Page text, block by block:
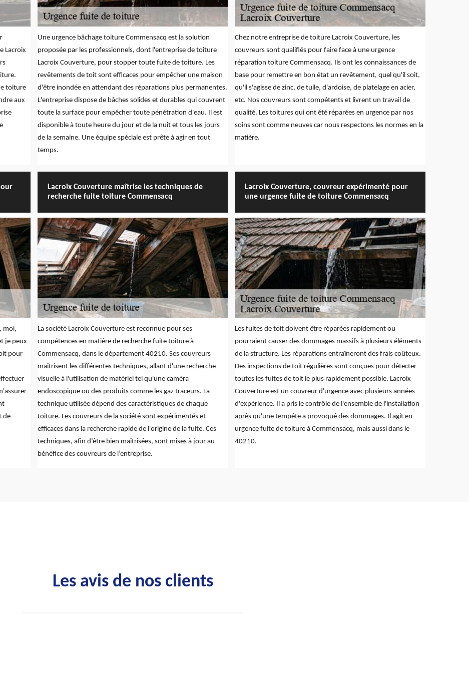
Lacroix
toiture
aux
Une urgence bâchage toiture Commensacq est la solution
proposée par les professionnels, dont l'entreprise de toiture
Lacroix Couverture, pour stopper toute fuite de toiture. Les
revêtements de toit sont efficaces pour empêcher une maison
d'être inondée en attendant des réparations plus permanentes.
L'entreprise dispose de bâches solides et durables qui couvrent
toute la surface pour empêcher toute pénétration d'eau. Il est
disponible à toute heure du jour et de la nuit et tous les jours
de la semaine. Une équipe spéciale est prête à agir en tout
temps.
Chez notre entreprise de toiture Lacroix Couverture, les
couvreurs sont qualifiés pour faire face à une urgence
réparation toiture Commensacq. Ils ont les connaissances de
base pour remettre en bon état un revêtement, quel qu'il soit,
qu'il s'agisse de zinc, de tuile, d'ardoise, de platelage en acier,
etc. Nos couvreurs sont compétents et livrent un travail de
qualité. Les toitures qui ont été réparées en urgence par nos
soins sont comme neuves car nous respectons les normes en la
matière.
moi,
je peux
pour
de
Lacroix Couverture maîtrise les techniques de
recherche fuite toiture Commensacq
La société Lacroix Couverture est reconnue pour ses
compétences en matière de recherche fuite toiture à
Commensacq, dans le département 40210. Ses couvreurs
maîtrisent les différentes techniques, allant d'une recherche
visuelle à l'utilisation de matériel tel qu'une caméra
endoscopique ou des produits comme les gaz traceurs. La
technique utilisée dépend des caractéristiques de chaque
toiture. Les couvreurs de la société sont expérimentés et
efficaces dans la recherche rapide de l'origine de la fuite. Ces
techniques, afin d’être bien maîtrisées, sont mises à jour au
bénéfice des couvreurs de l’entreprise.
Lacroix Couverture, couvreur expérimenté pour
une urgence fuite de toiture Commensacq
Les fuites de toit doivent être réparées rapidement ou
pourraient causer des dommages massifs à plusieurs éléments
de la structure. Les réparations entraîneront des frais coûteux.
Des inspections de toit régulières sont conçues pour détecter
toutes les fuites de toit le plus rapidement possible. Lacroix
Couverture est un couvreur d'urgence avec plusieurs années
d'expérience. Il a pris le contrôle de l'ensemble de l'installation
après qu'une tempête a provoqué des dommages. Il agit en
urgence fuite de toiture à Commensacq, mais aussi dans le
40210.
Les avis de nos clients